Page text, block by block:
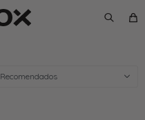
Recomendados